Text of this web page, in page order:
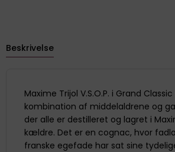
Beskrivelse
Maxime Trijol V.S.O.P. i Grand
kombination af middelaldrene og
der alle er destilleret og lagret i
kældre. Det er en cognac, hvor
franske egefade har sat sine